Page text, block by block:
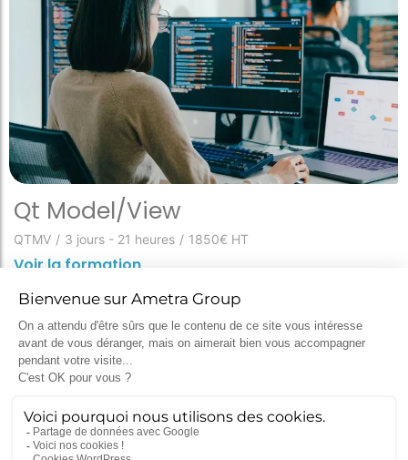
Qt Model/View
QTMV / 3 jours - 21 heures / 1850€ HT
Voir la formation